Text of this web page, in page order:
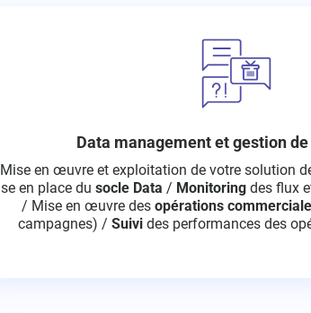
Data management et gestion
Mise en œuvre et exploitation de votre solution
en place du socle Data / Monitoringdes flux
/ Mise en œuvre des opérations
campagnes) / Suivi des performances des